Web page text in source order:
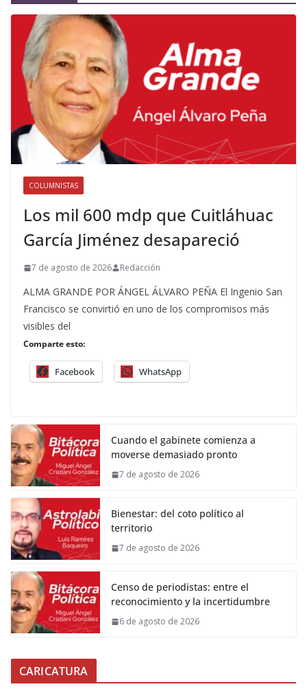
COLUMNISTAS
Los mil 600 mdp que Cuitláhuac
García Jiménez desapareció
7 de agosto de 2026 Redacción
ALMA GRANDE POR ÁNGEL ÁLVARO PEÑA El Ingenio San
Francisco se convirtió en uno de los compromisos más
visibles del
Comparte esto:
Facebook WhatsApp
Cuando el gabinete comienza a
moverse demasiado pronto
7 de agosto de 2026
Bienestar: del coto político al
territorio
7 de agosto de 2026
Censo de periodistas: entre el
reconocimiento y la incertidumbre
6 de agosto de 2026
CARICATURA